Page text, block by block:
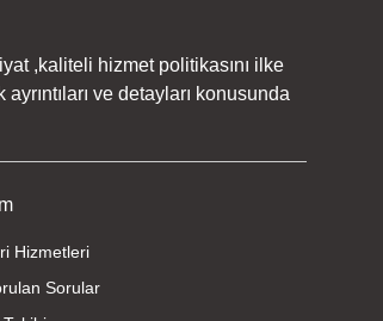
,kaliteli hizmet politikasını ilke
ve detayları konusunda
Hizmetleri
Sorular